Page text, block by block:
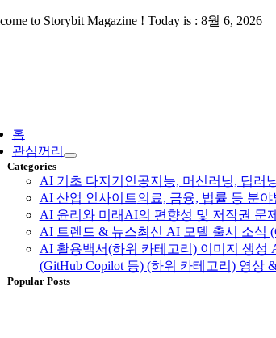
Skip to Storybit Magazine ! Today is : 8월 6, 2026
홈
관심꺼리
Categories
AI 기초 다지기 인공지능, 머신러닝, 딥러
AI 산업 인사이트의료, 금융, 법률 등 분
AI 윤리와 미래 AI의 편향성 및 저작권 문
AI 트렌드 & 뉴스최신 AI 모델 출시 소식
AI 활용백서(하위 카테고리) 이미지 생성
(GitHub Copilot 등) (하위 카테고리) 영상
Popular Posts